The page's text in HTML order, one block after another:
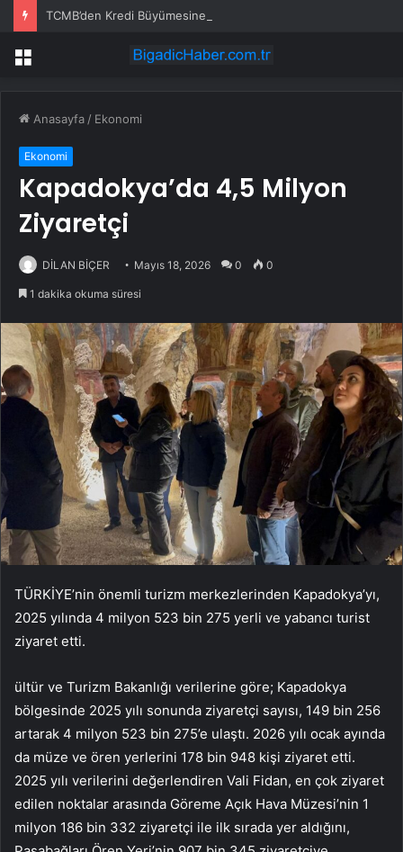
TCMB’den Kredi Büyümesine Yeni Tedbirler
Menü
Anasayfa / Ekonomi
Ekonomi
Kapadokya’da 4,5 Milyon
Ziyaretçi
DİLAN BİÇER Mayıs 18, 2026 0 0
1 dakika okuma süresi
TÜRKİYE’nin önemli turizm merkezlerinden Kapadokya’yı,
2025 yılında 4 milyon 523 bin 275 yerli ve yabancı turist
ziyaret etti.
ültür ve Turizm Bakanlığı verilerine göre; Kapadokya
bölgesinde 2025 yılı sonunda ziyaretçi sayısı, 149 bin 256
artarak 4 milyon 523 bin 275’e ulaştı. 2026 yılı ocak ayında
da müze ve ören yerlerini 178 bin 948 kişi ziyaret etti.
2025 yılı verilerini değerlendiren Vali Fidan, en çok ziyaret
edilen noktalar arasında Göreme Açık Hava Müzesi’nin 1
milyon 186 bin 332 ziyaretçi ile ilk sırada yer aldığını,